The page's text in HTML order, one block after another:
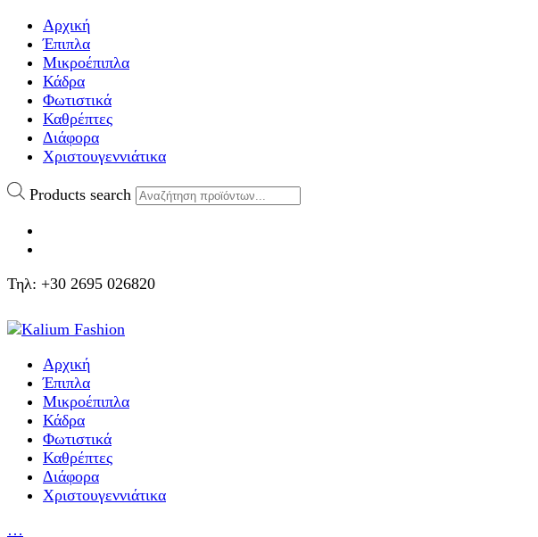
Αρχική
Έπιπλα
Μικροέπιπλα
Κάδρα
Φωτιστικά
Καθρέπτες
Διάφορα
Χριστουγεννιάτικα
Products search
Τηλ: +30 2695 026820
Αρχική
Έπιπλα
Μικροέπιπλα
Κάδρα
Φωτιστικά
Καθρέπτες
Διάφορα
Χριστουγεννιάτικα
…